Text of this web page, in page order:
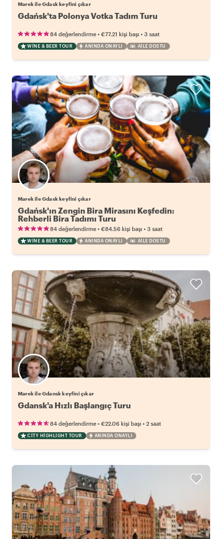
Marek ile Gdask keyfini çıkar
Gdańsk'ta Polonya Votka Tadım Turu
84 değerlendirme • €77.21 kişi başı • 3 saat
WINE & BEER TOUR ANINDA ONAYLI AILE DOSTU
Marek ile Gdask keyfini çıkar
Gdańsk'ın Zengin Bira Mirasını Keşfedin:
Rehberli Bira Tadımı Turu
84 değerlendirme • €84.56 kişi başı • 3 saat
WINE & BEER TOUR ANINDA ONAYLI AILE DOSTU
Marek ile Gdansk keyfini çıkar
Gdansk'a Hızlı Başlangıç Turu
84 değerlendirme • €22.06 kişi başı • 2 saat
CITY HIGHLIGHT TOUR ANINDA ONAYLI